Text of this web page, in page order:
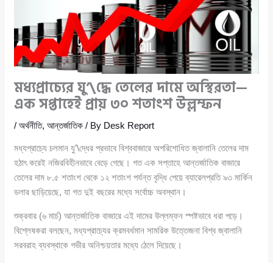
মধ্যপ্রাচ্যের যু’\দ্ধে তেলের দামে অস্থিরতা—
এক সপ্তাহেই প্রায় ৩০ শতাংশ উল্লম্ফন
/অর্থনীতি,আন্তর্জাতিক / By Desk Report
মধ্যপ্রাচ্যে চলমান যু’\দ্ধের প্রভাবে বিশ্ববাজারে অপরিশোধিত জ্বালানি তেলের দাম
হঠাৎ করেই নজিরবিহীনভাবে বেড়ে গেছে। গত এক সপ্তাহে আন্তর্জাতিক বাজারে
তেলের দাম ৮.৫ শতাংশ থেকে ১২ শতাংশ পর্যন্ত বৃদ্ধি পেয়ে ব্যারেলপ্রতি ৯৩ মার্কিন
ডলার ছাড়িয়েছে, যা গত দুই বছরের মধ্যে সর্বোচ্চ অবস্থান।
শুক্রবার (৬ মার্চ) আন্তর্জাতিক বাজারে এই দামের উল্লম্ফন স্পষ্টভাবে ধরা পড়ে।
বিশ্লেষকরা বলছেন, মধ্যপ্রাচ্যের ক্রমবর্ধমান সামরিক উত্তেজনা বিশ্ব জ্বালানি
সরবরাহ ব্যবস্থাকে গভীর অনিশ্চয়তার মধ্যে ঠেলে দিয়েছে।